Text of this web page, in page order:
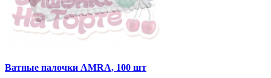
Ватные палочки AMRA, 100 шт